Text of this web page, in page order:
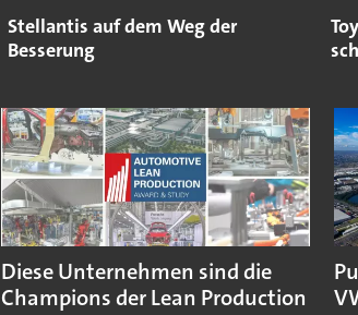
Stellantis auf dem Weg der
Besserung
Diese Unternehmen sind die
Champions der Lean Production